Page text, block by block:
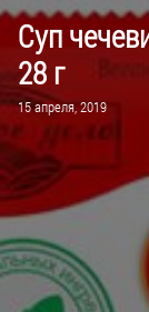
Суп
28 г
15 апреля, 2019